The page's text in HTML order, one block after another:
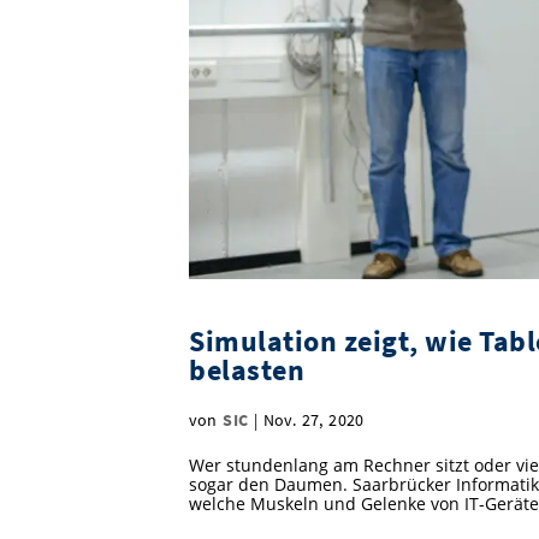
Simulation zeigt, wie
belasten
vonSIC| Nov. 27, 2020
Wer stundenlang am Rechner sitzt oder
sogar den Daumen. Saarbrücker
welche Muskeln und Gelenke von IT-